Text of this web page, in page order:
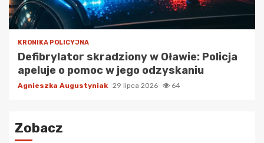
KRONIKA POLICYJNA
Defibrylator skradziony w Oławie: Policja
apeluje o pomoc w jego odzyskaniu
Agnieszka Augustyniak 29 lipca 2026 64
Zobacz